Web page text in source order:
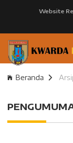
Website
Beranda